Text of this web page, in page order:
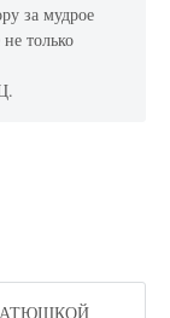
за мудрое
только
БАТЮШКОЙ